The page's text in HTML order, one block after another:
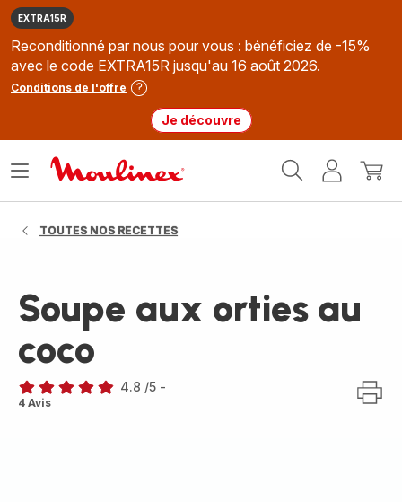
EXTRA15R
Reconditionné par nous pour vous : bénéficiez de -15%
avec le code EXTRA15R jusqu'au 16 août 2026.
Conditions de l'offre
Je découvre
MonMon
Ouvrir
TOUTES NOS RECETTES
Soupe aux orties au
coco
ratings.4.8
4.8 /5 -
4 Avis